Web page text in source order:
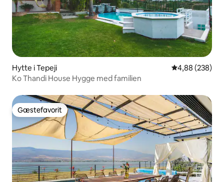
Hytte i Tepeji 4,88 ud af 5 i
4,88 (238)
Ko Thandi House Hygge med familien
Gæstefavorit
Gæstefavorit